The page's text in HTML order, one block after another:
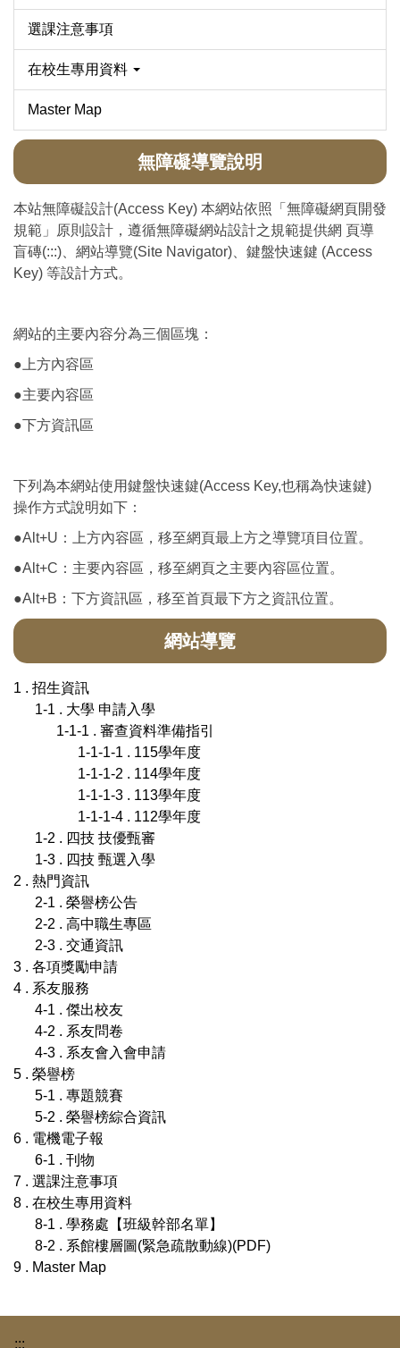
選課注意事項
在校生專用資料
Master Map
無障礙導覽說明
本站無障礙設計(Access Key) 本網站依照「無障礙網頁開發
規範」原則設計，遵循無障礙網站設計之規範提供網 頁導
盲磚(:::)、網站導覽(Site Navigator)、鍵盤快速鍵 (Access
Key) 等設計方式。
網站的主要內容分為三個區塊：
●上方內容區
●主要內容區
●下方資訊區
下列為本網站使用鍵盤快速鍵(Access Key,也稱為快速鍵)
操作方式說明如下：
●Alt+U：上方內容區，移至網頁最上方之導覽項目位置。
●Alt+C：主要內容區，移至網頁之主要內容區位置。
●Alt+B：下方資訊區，移至首頁最下方之資訊位置。
網站導覽
1 . 招生資訊
1-1 . 大學 申請入學
1-1-1 . 審查資料準備指引
1-1-1-1 . 115學年度
1-1-1-2 . 114學年度
1-1-1-3 . 113學年度
1-1-1-4 . 112學年度
1-2 . 四技 技優甄審
1-3 . 四技 甄選入學
2 . 熱門資訊
2-1 . 榮譽榜公告
2-2 . 高中職生專區
2-3 . 交通資訊
3 . 各項獎勵申請
4 . 系友服務
4-1 . 傑出校友
4-2 . 系友問卷
4-3 . 系友會入會申請
5 . 榮譽榜
5-1 . 專題競賽
5-2 . 榮譽榜綜合資訊
6 . 電機電子報
6-1 . 刊物
7 . 選課注意事項
8 . 在校生專用資料
8-1 . 學務處【班級幹部名單】
8-2 . 系館樓層圖(緊急疏散動線)(PDF)
9 . Master Map
:::